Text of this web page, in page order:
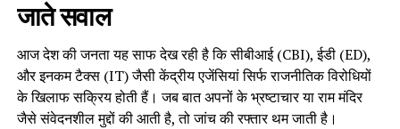
जाते सवाल
आज देश की जनता यह साफ देख रही है कि सीबीआई (CBI), ईडी (ED),
और इनकम टैक्स (IT) जैसी केंद्रीय एजेंसियां सिर्फ राजनीतिक विरोधियों
के खिलाफ सक्रिय होती हैं। जब बात अपनों के भ्रष्टाचार या राम मंदिर
जैसे संवेदनशील मुद्दों की आती है, तो जांच की रफ्तार थम जाती है।